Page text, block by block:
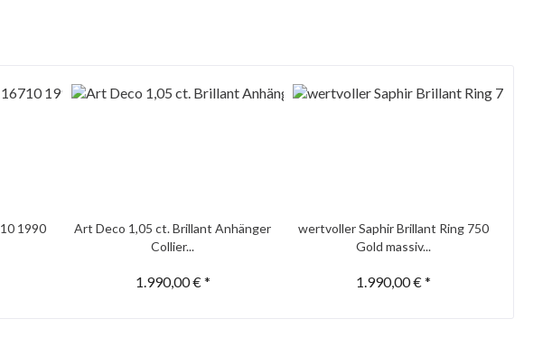
1990
Art Deco 1,05 ct. Brillant Anhänger
Collier...
1.990,00 € *
wertvoller Saphir Brillant Ring 750
Gold massiv...
1.990,00 € *